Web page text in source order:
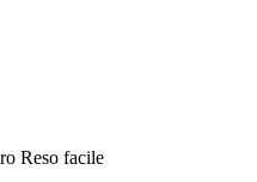
Reso facile